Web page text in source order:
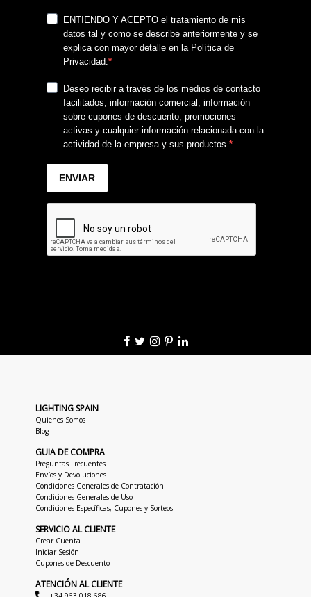
LIGHTING SPAIN
Quienes Somos
Blog
GUIA DE COMPRA
Preguntas Frecuentes
Envíos y Devoluciones
Condiciones Generales de Contratación
Condiciones Generales de Uso
Condiciones Específicas, Cupones y Sorteos
SERVICIO AL CLIENTE
Crear Cuenta
Iniciar Sesión
Cupones de Descuento
ATENCIÓN AL CLIENTE